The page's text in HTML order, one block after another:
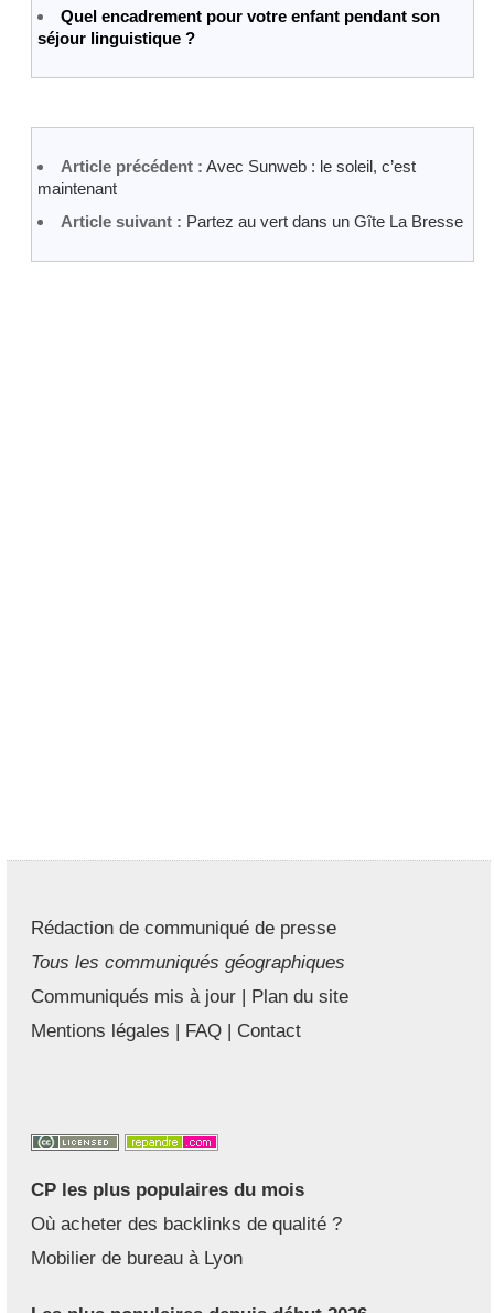
Quel encadrement pour votre enfant pendant son
séjour linguistique ?
Article précédent : Avec Sunweb : le soleil, c’est
maintenant
Article suivant : Partez au vert dans un Gîte La Bresse
Rédaction de communiqué de presse
Tous les communiqués géographiques
Communiqués mis à jour | Plan du site
Mentions légales | FAQ | Contact
CP les plus populaires du mois
Où acheter des backlinks de qualité ?
Mobilier de bureau à Lyon